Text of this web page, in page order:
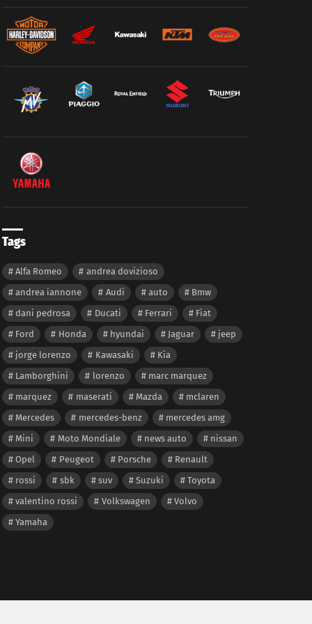
Tags
Alfa Romeo
andrea dovizioso
andrea iannone
Audi auto
Bmw
dani pedrosa
Ducati Ferrari
Fiat
Ford
Honda hyundai Jaguar
jeep
jorge lorenzo
Kawasaki
Kia
Lamborghini
lorenzo
marc marquez
marquez
maserati Mazda
mclaren
Mercedes
mercedes-benz
mercedes amg
Mini
Moto Mondiale news auto
nissan
Opel
Peugeot Porsche
Renault
rossi
sbk suv Suzuki
Toyota
valentino rossi
Volkswagen
Volvo
Yamaha